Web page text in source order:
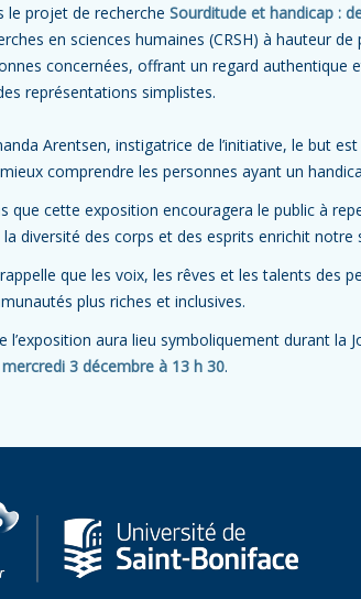
le projet de recherche Sourditude et handicap :
en sciences humaines (CRSH) à hauteur
concernées, offrant un regard authentique
représentations simplistes.
Arentsen, instigatrice de l’initiative, le but
comprendre les personnes ayant un
que cette exposition encouragera le public à
diversité des corps et des esprits enrichit notre
que les voix, les rêves et les talents des
plus riches et inclusives.
l’exposition aura lieu symboliquement durant la
mercredi 3 décembre à 13 h 30.